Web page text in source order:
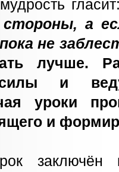
стороны, а
не
лучше.
силы и
уроки
и